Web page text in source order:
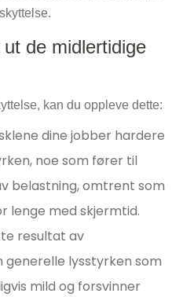
de midlertidige
kan du oppleve dette:
dine jobber hardere
noe som fører til
belastning, omtrent som
lenge med skjermtid.
resultat av
lysstyrken som
mild og forsvinner